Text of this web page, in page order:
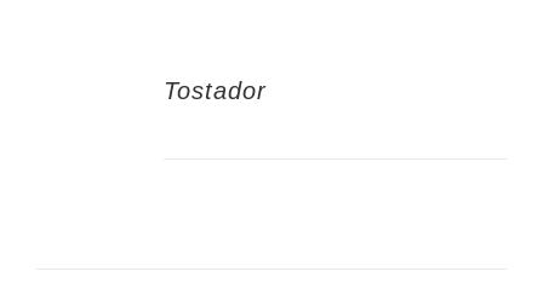
Tostador